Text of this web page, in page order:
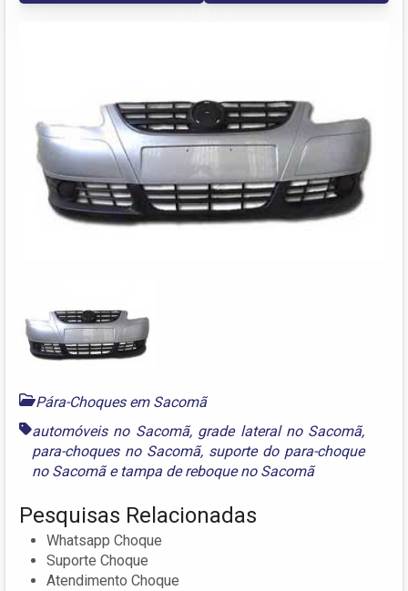
Pára-Choques em Sacomã
automóveis no Sacomã, grade lateral no Sacomã,
para-choques no Sacomã, suporte do para-choque
no Sacomãe tampa de reboque no Sacomã
Pesquisas Relacionadas
Whatsapp Choque
Suporte Choque
Atendimento Choque